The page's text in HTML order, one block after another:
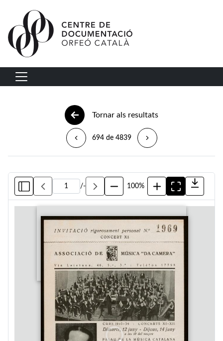
Vés al contingut
Navegació principal
Tornar als resultats
694 de 4839
/- 100%